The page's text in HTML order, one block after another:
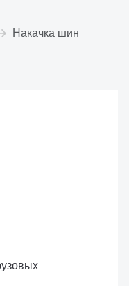
Накачка шин